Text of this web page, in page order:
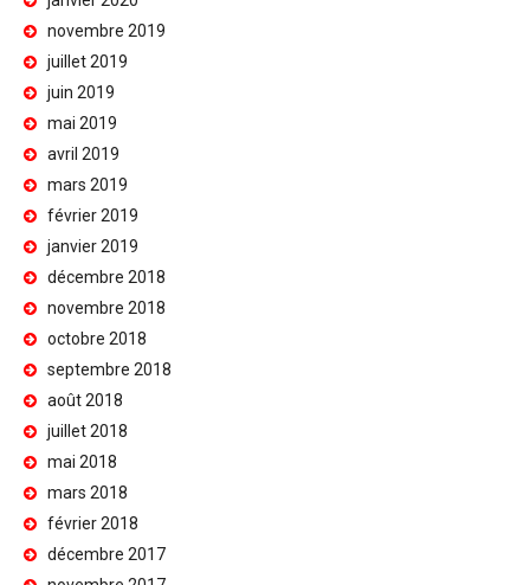
novembre 2019
juillet 2019
juin 2019
mai 2019
avril 2019
mars 2019
février 2019
janvier 2019
décembre 2018
novembre 2018
octobre 2018
septembre 2018
août 2018
juillet 2018
mai 2018
mars 2018
février 2018
décembre 2017